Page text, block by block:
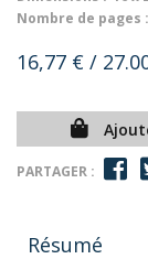
Nombre de pages :
16,77 € /
PARTAGER :
Résumé